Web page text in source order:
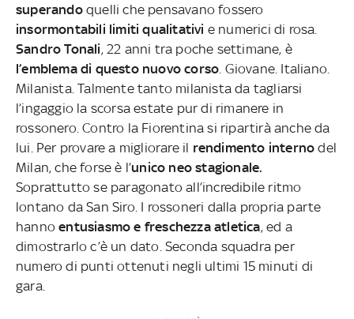
superando quelli che pensavano fossero
insormontabili limiti qualitativi e numerici di rosa.
Sandro Tonali, 22 anni tra poche settimane, è
l’emblema di questo nuovo corso . Giovane. Italiano.
Milanista. Talmente tanto milanista da tagliarsi
l’ingaggio la scorsa estate pur di rimanere in
rossonero. Contro la Fiorentina si ripartirà anche da
lui. Per provare a migliorare il rendimento interno del
Milan, che forse è l’unico neo stagionale.
Soprattutto se paragonato all’incredibile ritmo
lontano da San Siro. I rossoneri dalla propria parte
hannoentusiasmo e freschezza atletica, ed a
dimostrarlo c’è un dato. Seconda squadra per
numero di punti ottenuti negli ultimi 15 minuti di
gara.